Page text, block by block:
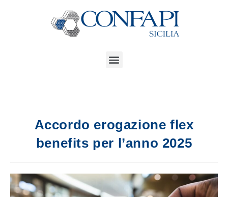
Accordo erogazione flex
benefits per l’anno 2025